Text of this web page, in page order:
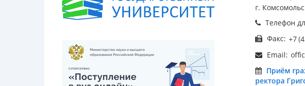
г.
Телефон
Факс:
Email:
Приём
ректора